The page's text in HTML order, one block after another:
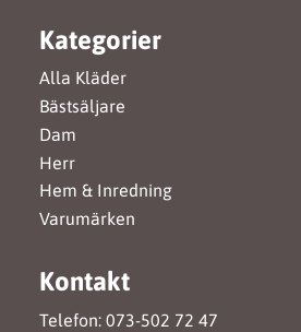
Kategorier
Alla Kläder
Bästsäljare
Dam
Herr
Hem & Inredning
Varumärken
Kontakt
Telefon: 073-502 72 47